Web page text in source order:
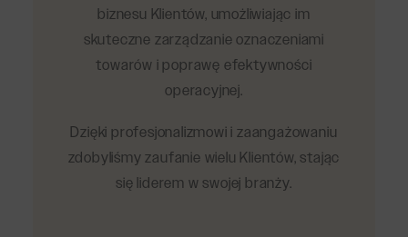
biznesu Klientów, umożliwiając im
skuteczne zarządzanie oznaczeniami
towarów i poprawę efektywności
operacyjnej.
Dzięki profesjonalizmowi i zaangażowaniu
zdobyliśmy zaufanie wielu Klientów, stając
się liderem w swojej branży.